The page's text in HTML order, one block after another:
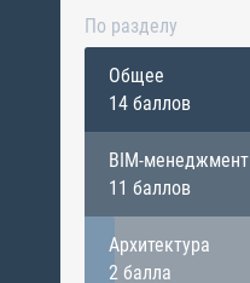
По разделу
Общее
14 баллов
BIM-менеджмент
11 баллов
Архитектура
2 балла